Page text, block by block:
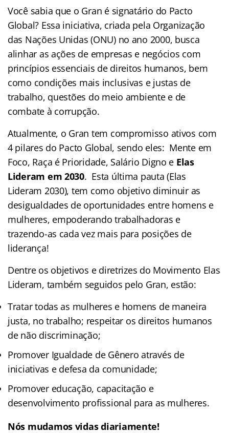
Você sabia que o Gran é signatário do Pacto
Global? Essa iniciativa, criada pela Organização
das Nações Unidas (ONU) no ano 2000, busca
alinhar as ações de empresas e negócios com
princípios essenciais de direitos humanos, bem
como condições mais inclusivas e justas de
trabalho, questões do meio ambiente e de
combate à corrupção.
Atualmente, o Gran tem compromisso ativos com
4 pilares do Pacto Global, sendo eles: Mente em
Foco, Raça é Prioridade, Salário Digno e Elas
Lideram em 2030. Esta última pauta (Elas
Lideram 2030), tem como objetivo diminuir as
desigualdades de oportunidades entre homens e
mulheres, empoderando trabalhadoras e
trazendo-as cada vez mais para posições de
liderança!
Dentre os objetivos e diretrizes do Movimento Elas
Lideram, também seguidos pelo Gran, estão:
Tratar todas as mulheres e homens de maneira
justa, no trabalho; respeitar os direitos humanos
de não discriminação;
Promover Igualdade de Gênero através de
iniciativas e defesa da comunidade;
Promover educação, capacitação e
desenvolvimento profissional para as mulheres.
Nós mudamos vidas diariamente!